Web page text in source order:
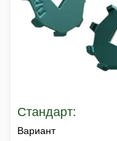
Стандарт:
Вариант